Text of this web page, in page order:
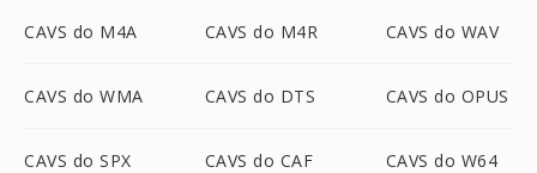
CAVS do M4A CAVS do M4R CAVS do WAV
CAVS do WMA CAVS do DTS CAVS do OPUS
CAVS do SPX CAVS do CAF CAVS do W64